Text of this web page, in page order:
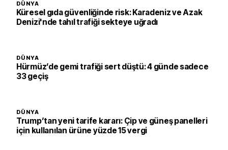
DÜNYA
Küresel gıda güvenliğinde risk: Karadeniz ve Azak
Denizi'nde tahıl trafiği sekteye uğradı
DÜNYA
Hürmüz’de gemi trafiği sert düştü: 4 günde sadece
33 geçiş
DÜNYA
Trump’tan yeni tarife kararı: Çip ve güneş panelleri
için kullanılan ürüne yüzde 15 vergi